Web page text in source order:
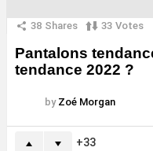
38 Shares 33 Votes
Pantalons
tendance 2022 ?
by Zoé Morgan
33